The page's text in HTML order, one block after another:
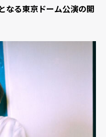
なる東京ドーム公演の開